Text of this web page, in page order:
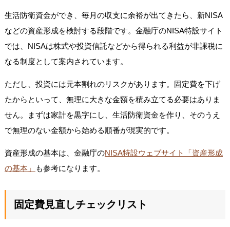
生活防衛資金ができ、毎月の収支に余裕が出てきたら、新NISA
などの資産形成を検討する段階です。金融庁のNISA特設サイト
では、NISAは株式や投資信託などから得られる利益が非課税に
なる制度として案内されています。
ただし、投資には元本割れのリスクがあります。固定費を下げ
たからといって、無理に大きな金額を積み立てる必要はありま
せん。まずは家計を黒字にし、生活防衛資金を作り、そのうえ
で無理のない金額から始める順番が現実的です。
資産形成の基本は、金融庁のNISA特設ウェブサイト「資産形成
の基本」
も参考になります。
固定費見直しチェックリスト